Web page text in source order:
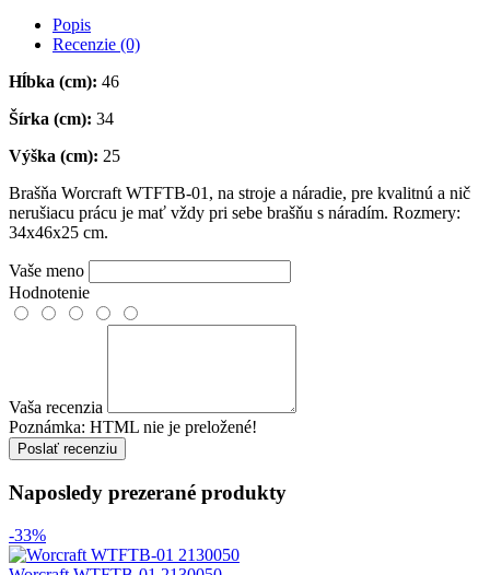
Popis
Recenzie (0)
Hĺbka (cm): 46
Šírka (cm): 34
Výška (cm): 25
Brašňa Worcraft WTFTB-01, na stroje a náradie, pre kvalitnú a nič
nerušiacu prácu je mať vždy pri sebe brašňu s náradím. Rozmery:
34x46x25 cm.
Vaše meno
Hodnotenie
Vaša recenzia
Poznámka: HTML nie je preložené!
Poslať recenziu
Naposledy prezerané produkty
-33%